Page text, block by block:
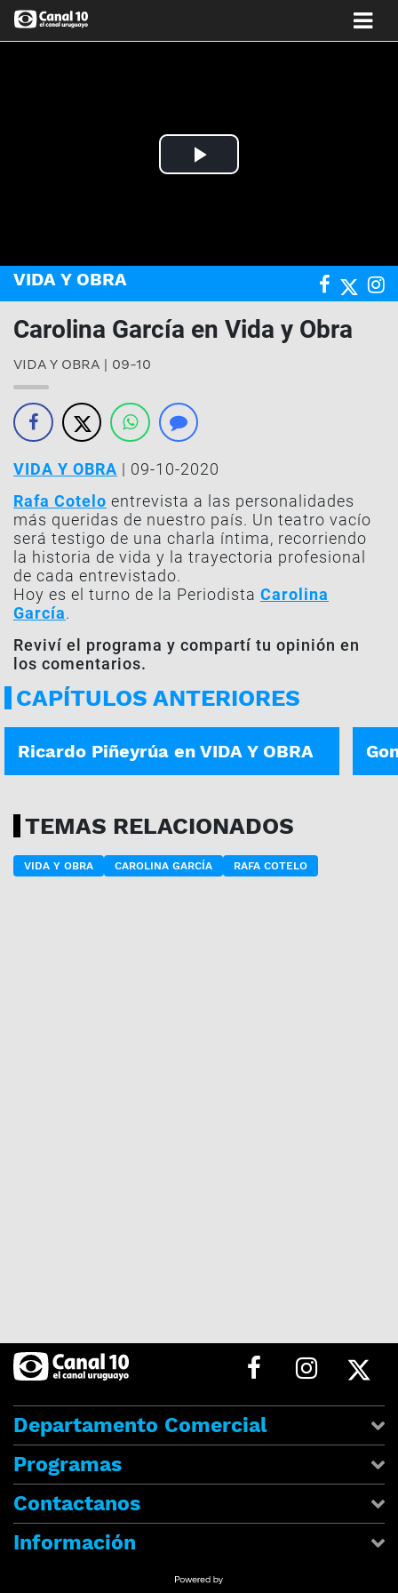
Play
VIDA Y OBRA
Carolina García en Vida y Obra
VIDA Y OBRA | 09-10
VIDA Y OBRA | 09-10-2020
Rafa Cotelo entrevista a las personalidades
más queridas de nuestro país. Un teatro vacío
será testigo de una charla íntima, recorriendo
la historia de vida y la trayectoria profesional
de cada entrevistado.
Hoy es el turno de la Periodista Carolina
García.
Reviví el programa y compartí tu opinión en
los comentarios.
CAPÍTULOS ANTERIORES
VIDA Y OBRA | 23-10
Ricardo Piñeyrúa en VIDA Y OBRA
TEMAS RELACIONADOS
VIDA Y OBRA CAROLINA GARCÍA RAFA COTELO
Departamento Comercial
Programas
Contactanos
Información